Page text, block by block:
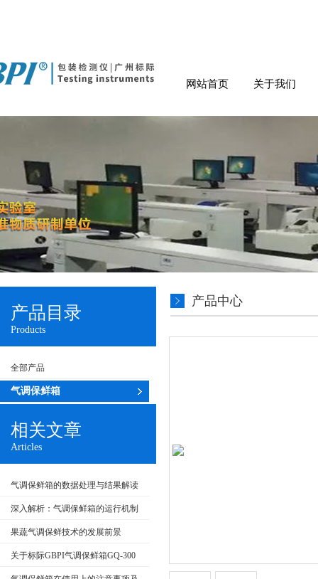
网站首页 关于我们
产品目录
Products
全部产品
气调保鲜箱
相关文章
Articles
气调保鲜箱的数据处理与结果解读
深入解析：气调保鲜箱的运行机制
及维护
果蔬气调保鲜技术的发展前景
关于标际GBPI气调保鲜箱GQ-300
的工作要求及注意事项
产品中心